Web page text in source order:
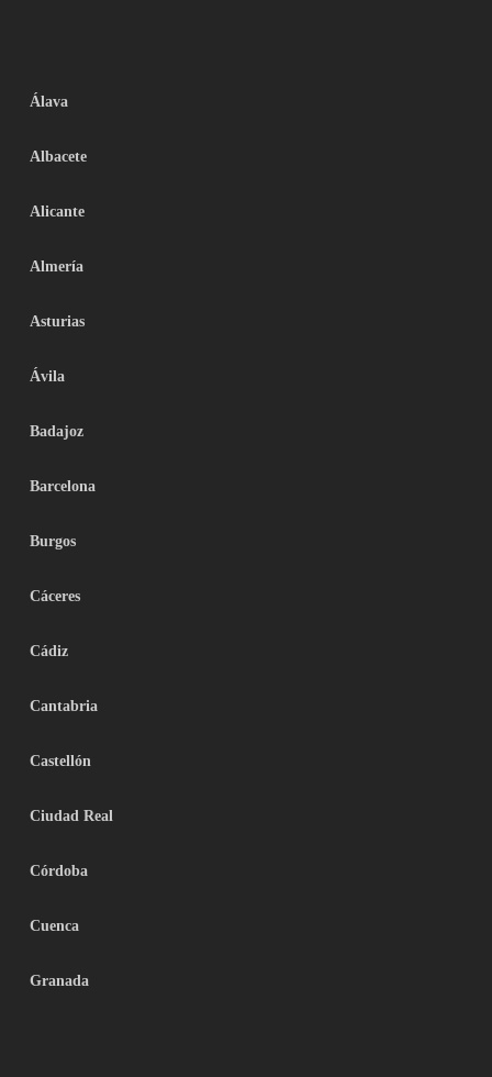
Álava
Albacete
Alicante
Almería
Asturias
Ávila
Badajoz
Barcelona
Burgos
Cáceres
Cádiz
Cantabria
Castellón
Ciudad Real
Córdoba
Cuenca
Granada